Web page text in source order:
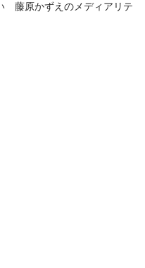
藤原かずえのメディアリテ